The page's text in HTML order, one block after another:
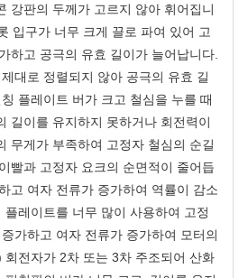
강판의 두께가 고르지 않아 휘어집니
입구가 너무 크게 끌로 파여 있어 고
하고 공극의 유효 길이가 늘어납니다.
대로 정렬되지 않아 공극의 유효 길
플레이트 버가 크고 철심을 누를 때
길이를 유지하지 못하거나 회전력이
무게가 부족하여 고정자 철심의 순길
빨과 고정자 요크의 순면적이 줄어듭
고 여자 전류가 증가하여 역률이 감소
레이트를 너무 많이 사용하여 고정
가하고 여자 전류가 증가하여 모터의
회전자가 2차 또는 3차 주조되어 산화